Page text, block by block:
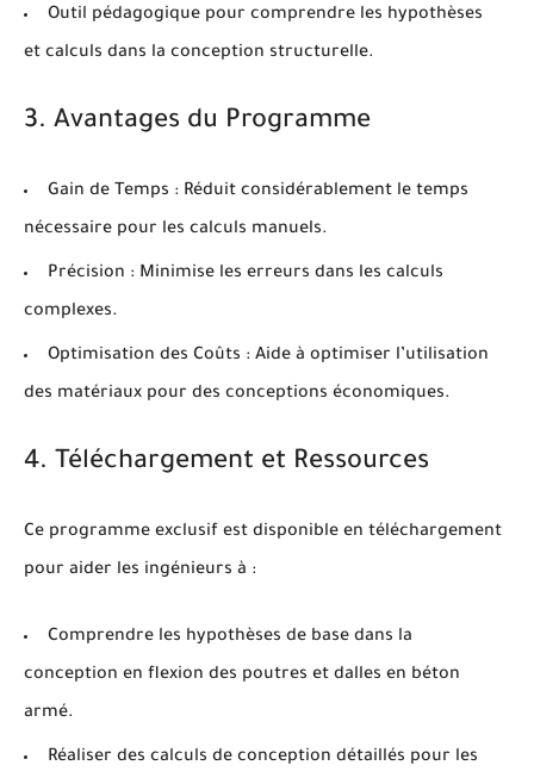
Outil pédagogique pour comprendre les hypothèses
et calculs dans la conception structurelle.
3. Avantages du Programme
Gain de Temps : Réduit considérablement le temps
nécessaire pour les calculs manuels.
Précision : Minimise les erreurs dans les calculs
complexes.
Optimisation des Coûts : Aide à optimiser l’utilisation
des matériaux pour des conceptions économiques.
4. Téléchargement et Ressources
Ce programme exclusif est disponible en téléchargement
pour aider les ingénieurs à :
Comprendre les hypothèses de base dans la
conception en flexion des poutres et dalles en béton
armé.
Réaliser des calculs de conception détaillés pour les